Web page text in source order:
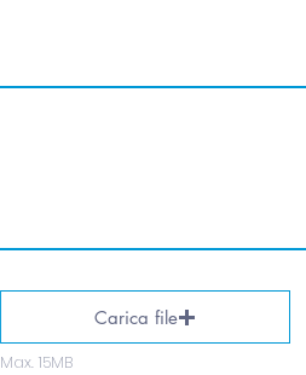
Carica file
Max. 15MB